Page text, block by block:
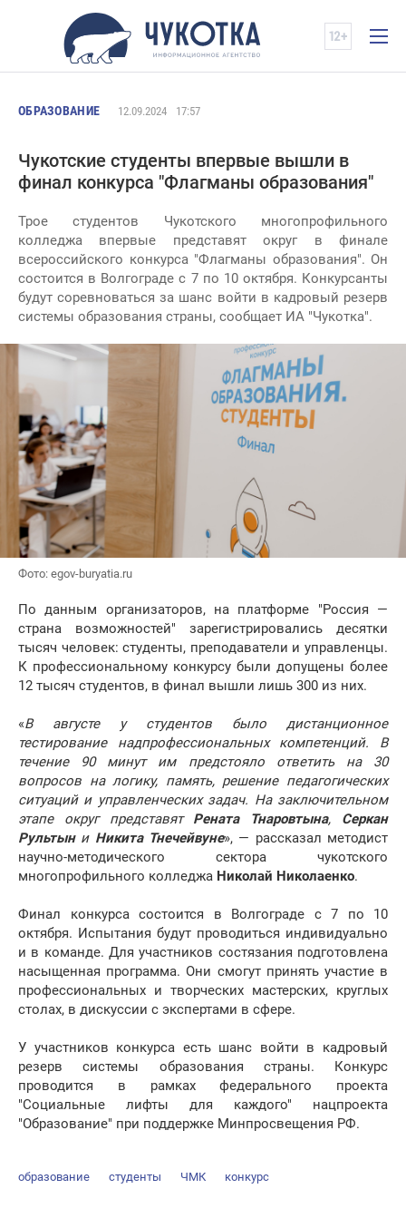
ОБРАЗОВАНИЕ 12.09.2024 17:57
Чукотские студенты впервые вышли в
финал конкурса "Флагманы образования"
Трое студентов Чукотского многопрофильного
колледжа впервые представят округ в финале
всероссийского конкурса "Флагманы образования". Он
состоится в Волгограде с 7 по 10 октября. Конкурсанты
будут соревноваться за шанс войти в кадровый резерв
системы образования страны, сообщает ИА "Чукотка".
Фото: egov-buryatia.ru
По данным организаторов, на платформе "Россия —
страна возможностей" зарегистрировались десятки
тысяч человек: студенты, преподаватели и управленцы.
К профессиональному конкурсу были допущены более
12 тысяч студентов, в финал вышли лишь 300 из них.
«В августе у студентов было дистанционное
тестирование надпрофессиональных компетенций. В
течение 90 минут им предстояло ответить на 30
вопросов на логику, память, решение педагогических
ситуаций и управленческих задач. На заключительном
этапе округ представят Рената Тнаровтына, Серкан
Рультыни Никита Тнечейвуне», — рассказал методист
научно-методического сектора чукотского
многопрофильного колледжа Николай Николаенко.
Финал конкурса состоится в Волгограде с 7 по 10
октября. Испытания будут проводиться индивидуально
и в команде. Для участников состязания подготовлена
насыщенная программа. Они смогут принять участие в
профессиональных и творческих мастерских, круглых
столах, в дискуссии с экспертами в сфере.
У участников конкурса есть шанс войти в кадровый
резерв системы образования страны. Конкурс
проводится в рамках федерального проекта
"Социальные лифты для каждого" нацпроекта
"Образование" при поддержке Минпросвещения РФ.
образование студенты ЧМК конкурс